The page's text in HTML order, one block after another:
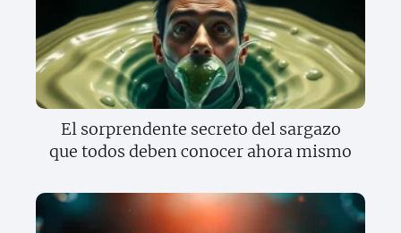
El sorprendente secreto del sargazo
que todos deben conocer ahora mismo